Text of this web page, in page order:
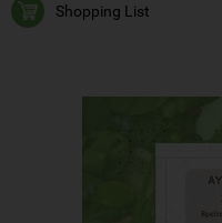
Shopping List